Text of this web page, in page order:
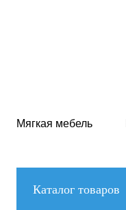
Мягкая мебель
Каталог товаров